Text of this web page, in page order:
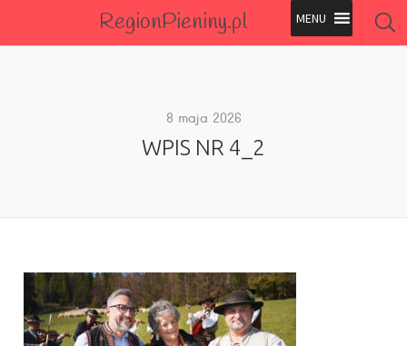
RegionPieniny.pl
Wszystkie Obiekty
8 maja 2026
WPIS NR 4_2